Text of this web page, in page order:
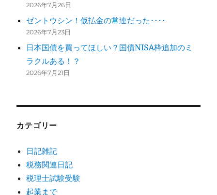
2026年7月26日
ゼントウシン！仮払金の常連だった････
2026年7月23日
日本国債を買ってほしい？国債NISA枠追加のミ
ラクルある！？
2026年7月21日
カテゴリー
日記雑記
税務関連日記
税理士試験受験
起業まで